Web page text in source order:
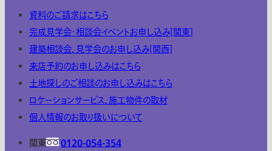
資料のご請求はこちら
完成見学会・相談会イベントお申し込み[関東]
建築相談会、見学会のお申し込み[関西]
来店予約のお申し込みはこちら
土地探しのご相談のお申し込みはこちら
ロケーションサービス、施工物件の取材
個人情報のお取り扱いについて
関東
0120-054-354